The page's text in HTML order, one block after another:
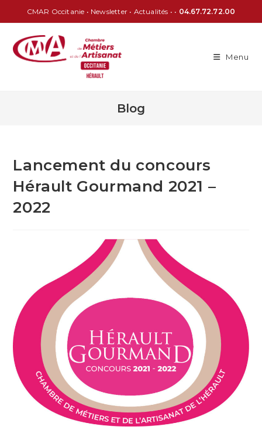
CMAR Occitanie • Newsletter • Actualités • • 04.67.72.72.00
Menu
Blog
Lancement du concours
Hérault Gourmand 2021 –
2022